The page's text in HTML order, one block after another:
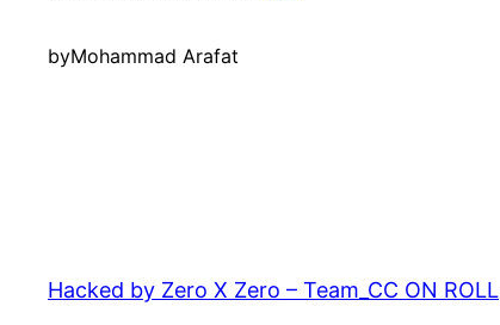
byMohammad Arafat
Hacked by Zero X Zero – Team_CC ON ROLL